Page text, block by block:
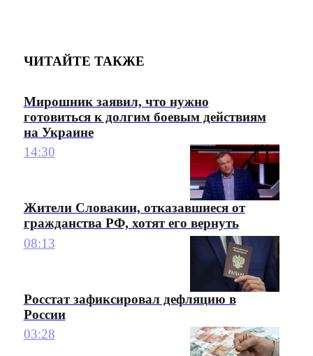
ЧИТАЙТЕ ТАКЖЕ
Мирошник заявил, что нужно
готовиться к долгим боевым действиям
на Украине
14:30
Жители Словакии, отказавшиеся от
гражданства РФ, хотят его вернуть
08:13
Росстат зафиксировал дефляцию в
России
03:28